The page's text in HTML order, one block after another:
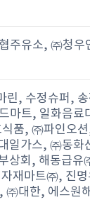
주유소, ㈜청우
린, 수정슈퍼,
마트, 일화음료
품, ㈜파인오
일가스, ㈜동화
상회, 해동급유
재마트㈜, 진
㈜대한, 에스원